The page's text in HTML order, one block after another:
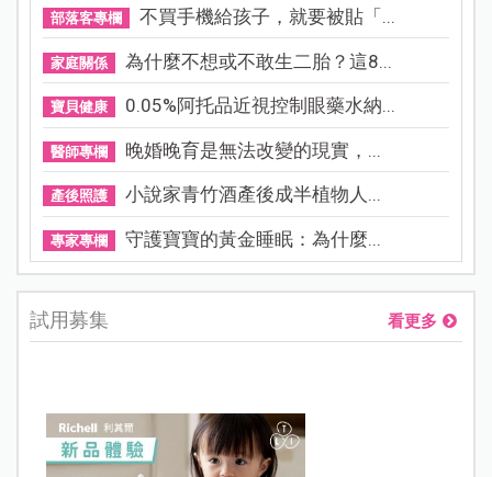
部落客專欄 不買手機給孩子，就要被貼「...
家庭關係 為什麼不想或不敢生二胎？這8...
寶貝健康 0.05%阿托品近視控制眼藥水納...
醫師專欄 晚婚晚育是無法改變的現實，...
產後照護 小說家青竹酒產後成半植物人...
專家專欄 守護寶寶的黃金睡眠：為什麼...
試用募集 看更多